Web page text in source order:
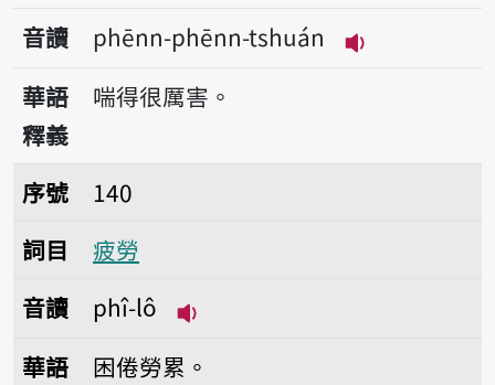
音讀
phēnn-phēnn-tshuán
播放音讀
華語
釋義
喘得很厲害。
序號140疲勞
序號
140
詞目
疲勞
音讀
phî-lô
華語
困倦勞累。